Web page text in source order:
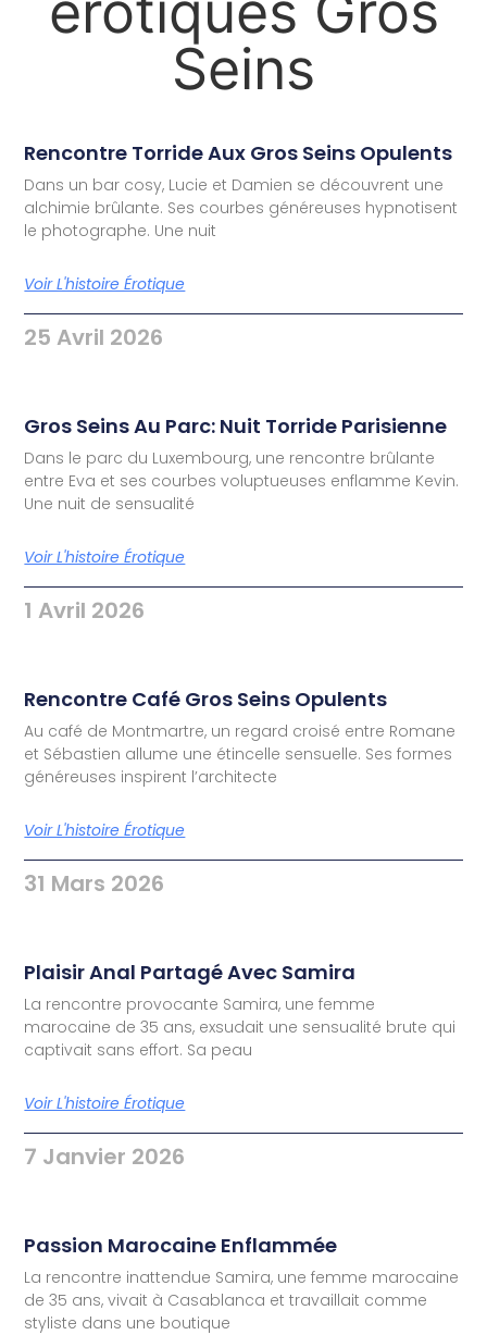
Seins
Rencontre Torride Aux Gros Seins Opulents
Dans un bar cosy, Lucie et Damien se découvrent une
alchimie brûlante. Ses courbes généreuses hypnotisent
le photographe. Une nuit
Voir L'histoire Érotique
25 Avril 2026
Gros Seins Au Parc: Nuit Torride Parisienne
Dans le parc du Luxembourg, une rencontre brûlante
entre Eva et ses courbes voluptueuses enflamme Kevin.
Une nuit de sensualité
Voir L'histoire Érotique
1 Avril 2026
Rencontre Café Gros Seins Opulents
Au café de Montmartre, un regard croisé entre Romane
et Sébastien allume une étincelle sensuelle. Ses formes
généreuses inspirent l’architecte
Voir L'histoire Érotique
31 Mars 2026
Plaisir Anal Partagé Avec Samira
La rencontre provocante Samira, une femme
marocaine de 35 ans, exsudait une sensualité brute qui
captivait sans effort. Sa peau
Voir L'histoire Érotique
7 Janvier 2026
Passion Marocaine Enflammée
La rencontre inattendue Samira, une femme marocaine
de 35 ans, vivait à Casablanca et travaillait comme
styliste dans une boutique